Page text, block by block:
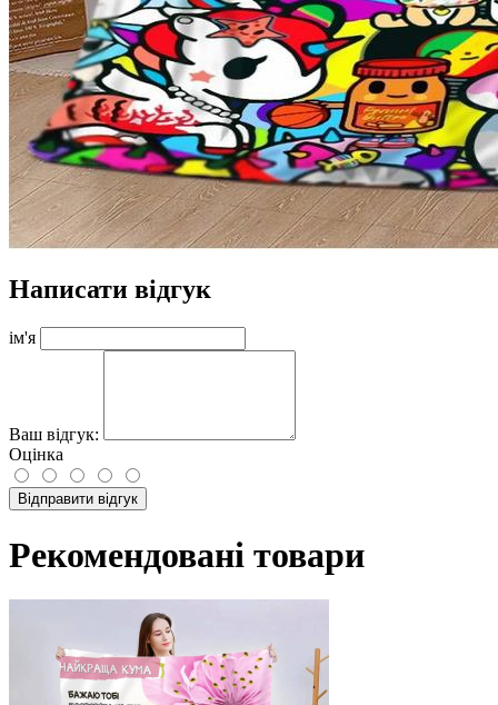
Написати відгук
ім'я
Ваш відгук:
Оцінка
Відправити відгук
Рекомендовані товари